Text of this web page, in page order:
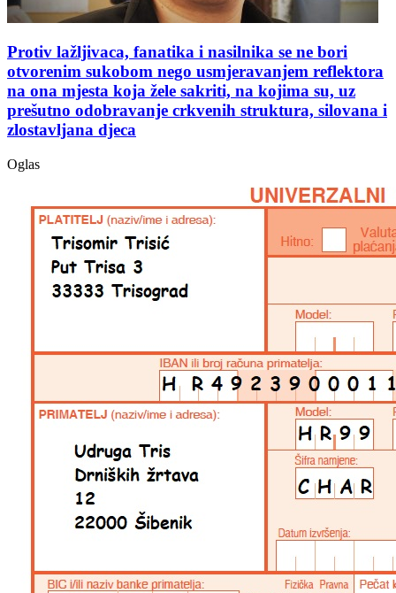
Protiv lažljivaca, fanatika i nasilnika se ne bori
otvorenim sukobom nego usmjeravanjem reflektora
na ona mjesta koja žele sakriti, na kojima su, uz
prešutno odobravanje crkvenih struktura, silovana i
zlostavljana djeca
Oglas